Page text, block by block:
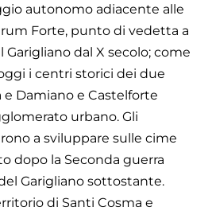
autonomo adiacente alle
Forte, punto di vedetta a
dal X secolo; come
i centri storici dei due
Damiano e Castelforte
urbano. Gli
a sviluppare sulle cime
dopo la Seconda guerra
Garigliano sottostante.
di Santi Cosma e